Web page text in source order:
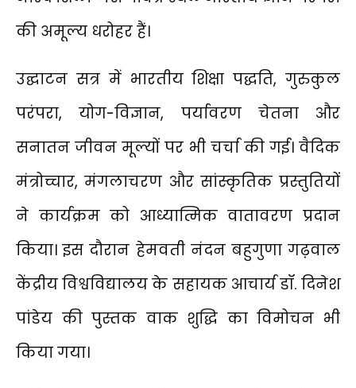
की अमूल्य धरोहर हैं।
उद्घाटन सत्र में भारतीय शिक्षा पद्धति, गुरुकुल
परंपरा, योग-विज्ञान, पर्यावरण चेतना और
सनातन जीवन मूल्यों पर भी चर्चा की गई। वैदिक
मंत्रोच्चार, मंगलाचरण और सांस्कृतिक प्रस्तुतियों
ने कार्यक्रम को आध्यात्मिक वातावरण प्रदान
किया। इस दौरान हेमवती नंदन बहुगुणा गढ़वाल
केंद्रीय विश्वविद्यालय के सहायक आचार्य डॉ. दिनेश
पांडेय की पुस्तक वाक शुद्धि का विमोचन भी
किया गया।